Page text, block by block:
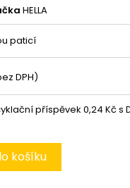
HELLA
paticí
DPH)
příspěvek 0,24 Kč s
košíku